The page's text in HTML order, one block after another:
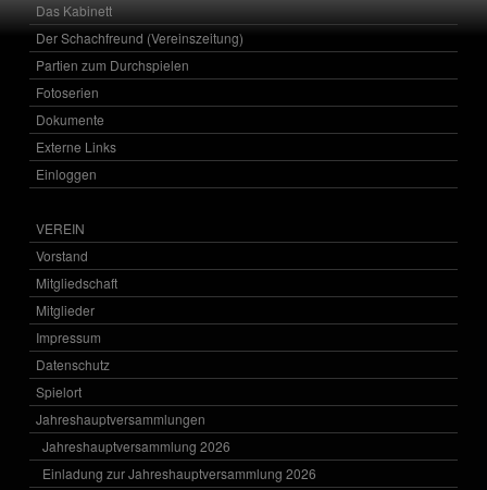
Das Kabinett
Der Schachfreund (Vereinszeitung)
Partien zum Durchspielen
Fotoserien
Dokumente
Externe Links
Einloggen
VEREIN
Vorstand
Mitgliedschaft
Mitglieder
Impressum
Datenschutz
Spielort
Jahreshauptversammlungen
Jahreshauptversammlung 2026
Einladung zur Jahreshauptversammlung 2026